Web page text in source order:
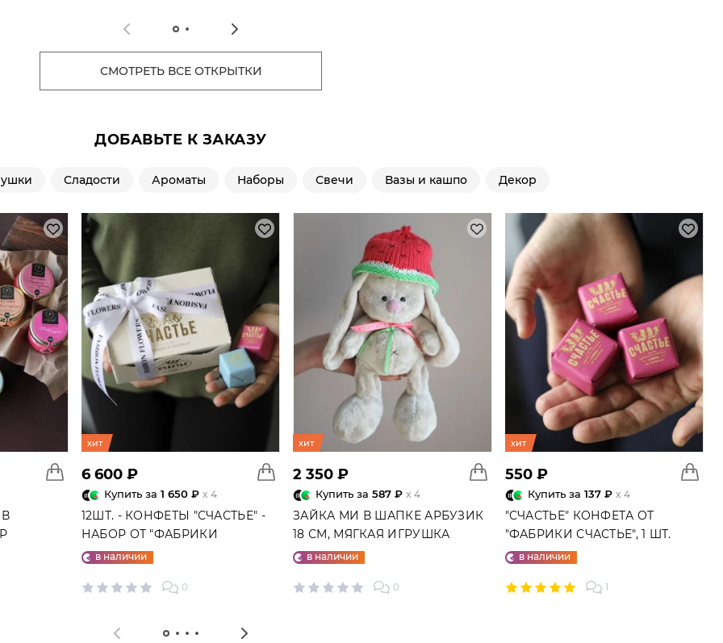
СМОТРЕТЬ ВСЕ ОТКРЫТКИ
ДОБАВЬТЕ К ЗАКАЗУ
Сладости Ароматы Наборы Свечи Вазы и кашпо Декор
хит
6 600 ₽
Купить за 1 650 ₽ x 4
12ШТ. - КОНФЕТЫ "СЧАСТЬЕ" -
НАБОР ОТ "ФАБРИКИ
СЧАСТЬЕ"
в наличии
0
хит
2 350 ₽
Купить за 587 ₽ x 4
ЗАЙКА МИ В ШАПКЕ АРБУЗИК
18 СМ, МЯГКАЯ ИГРУШКА
в наличии
0
хит
550 ₽
Купить за 137 ₽ x 4
"СЧАСТЬЕ" КОНФЕТА ОТ
"ФАБРИКИ СЧАСТЬЕ", 1 ШТ.
в наличии
1